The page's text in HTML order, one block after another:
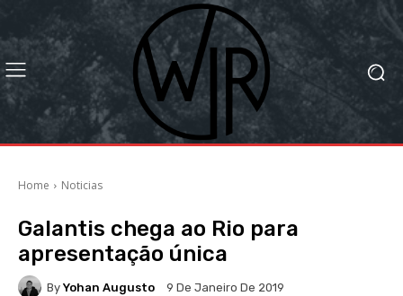
Home Noticias
Galantis chega ao Rio para
apresentação única
By Yohan Augusto 9 De Janeiro De 2019